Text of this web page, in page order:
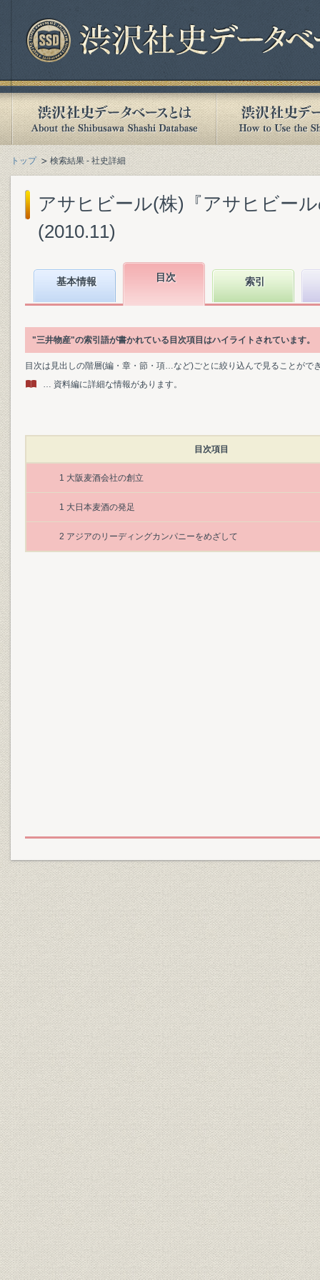
トップ 検索結果 - 社史詳細
アサヒビール(株)『アサヒビー
(2010.11)
基本情報 目次 索引
"三井物産"の索引語が書かれている目次項目はハイライトされています。
目次は見出しの階層(編・章・節・項…など)ごとに絞り込んで見ることがで
… 資料編に詳細な情報があります。
目次項目
1 大阪麦酒会社の創立
1 大日本麦酒の発足
2 アジアのリーディングカンパニーをめざして